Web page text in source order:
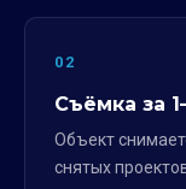
02
Съёмка за
Объект
снятых